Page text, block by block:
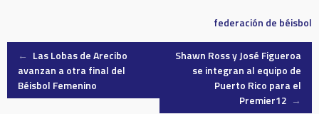
federación de béisbol
Post
navigation
← Las Lobas de Arecibo
avanzan a otra final del
Béisbol Femenino
Shawn Ross y José Figueroa
se integran al equipo de
Puerto Rico para el
Premier12 →